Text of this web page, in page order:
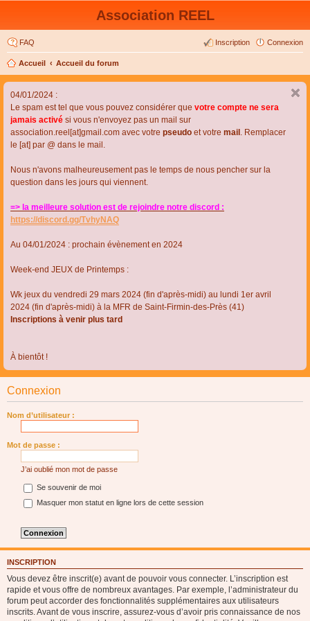
Association REEL
FAQ Connexion
Inscription
Accueil Accueil du forum
04/01/2024 :
Le spam est tel que vous pouvez considérer que votre compte ne sera
jamais activé si vous n'envoyez pas un mail sur
association.reel[at]gmail.com avec votre pseudo et votre mail . Remplacer
le [at] par @ dans le mail.
Nous n'avons malheureusement pas le temps de nous pencher sur la
question dans les jours qui viennent.
=> la meilleure solution est de rejoindre notre discord :
https://discord.gg/TvhyNAQ
Au 04/01/2024 : prochain évènement en 2024
Week-end JEUX de Printemps :
Wk jeux du vendredi 29 mars 2024 (fin d'après-midi) au lundi 1er avril
2024 (fin d'après-midi) à la MFR de Saint-Firmin-des-Près (41)
Inscriptions à venir plus tard
À bientôt !
Connexion
Nom d’utilisateur :
Mot de passe :
J’ai oublié mon mot de passe
Se souvenir de moi
Masquer mon statut en ligne lors de cette session
INSCRIPTION
Vous devez être inscrit(e) avant de pouvoir vous connecter. L’inscription est
rapide et vous offre de nombreux avantages. Par exemple, l’administrateur du
forum peut accorder des fonctionnalités supplémentaires aux utilisateurs
inscrits. Avant de vous inscrire, assurez-vous d’avoir pris connaissance de nos